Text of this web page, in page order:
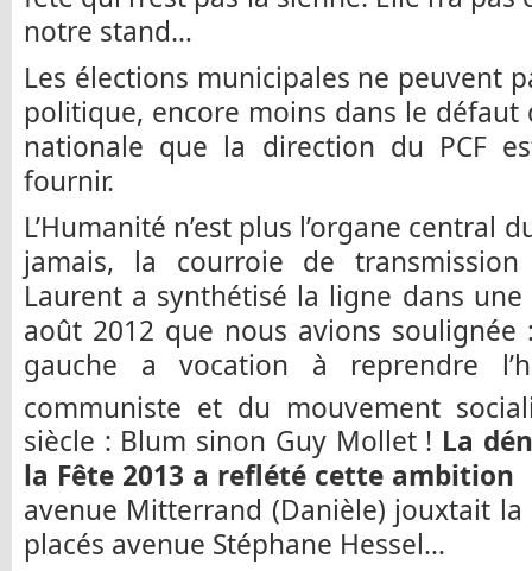
notre stand…
Les élections municipales ne peuvent
politique, encore moins dans le défaut
nationale que la direction du PCF
fournir.
L’Humanité n’est plus l’organe central
jamais, la courroie de
Laurent a synthétisé la ligne dans
août 2012 que nous avions soulignée
gauche a vocation à reprendre
communiste et du mouvement
siècle : Blum sinon Guy Mollet ! La
la Fête 2013 a reflété cette ambition
avenue Mitterrand (Danièle) jouxtait
placés avenue Stéphane Hessel…